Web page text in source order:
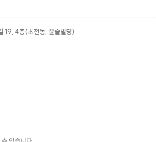
19, 4층(초전동, 윤슬빌딩)